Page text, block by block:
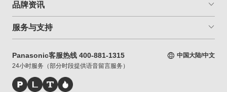
品牌资讯
服务与支持
Panasonic客服热线 400-881-1315
24小时服务（部分时段提供语音留言服务）
中国大陆/中文